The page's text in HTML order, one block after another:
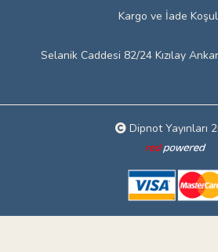
Kargo ve İade
Selanik Caddesi 82/24 Kızılay
Dipnot Yayınları